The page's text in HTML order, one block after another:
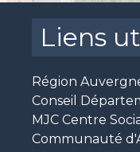
Liens
Région
Conseil
MJC Centre
Communauté